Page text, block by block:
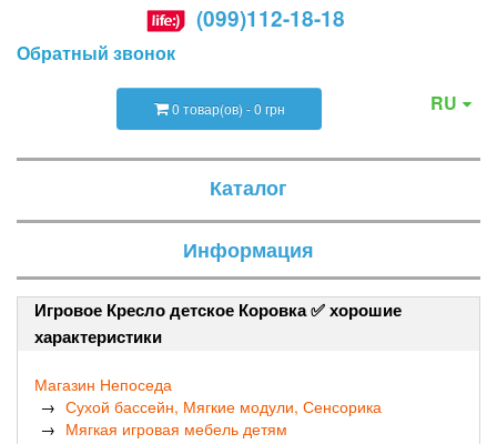
(099)112-18-18
Обратный звонок
RU
0 товар(ов) - 0 грн
Каталог
Информация
Игровое Кресло детское Коровка ✅ хорошие
характеристики
Магазин Непоседа
Сухой бассейн, Мягкие модули, Сенсорика
Мягкая игровая мебель детям